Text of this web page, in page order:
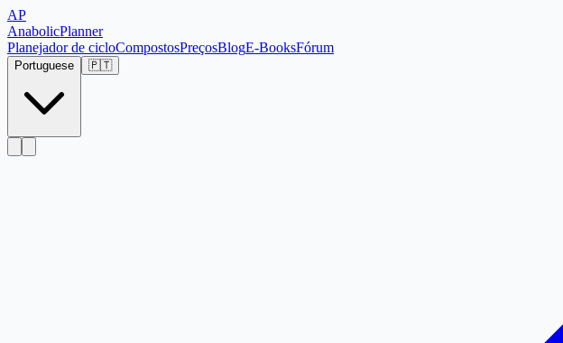
AP
AnabolicPlanner
Planejador de cicloCompostosPreçosBlogE-BooksFórum
Portuguese 🇵🇹